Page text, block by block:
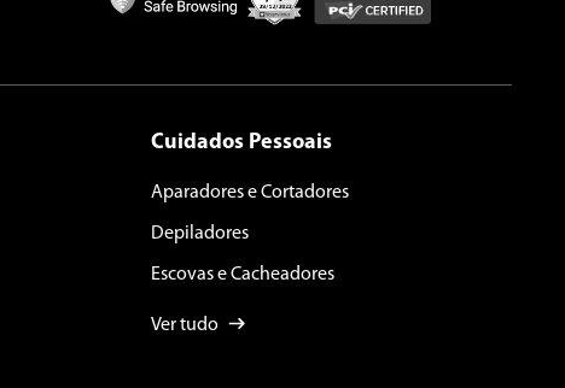
Cuidados Pessoais
Aparadores e Cortadores
Depiladores
Escovas e Cacheadores
Ver tudo